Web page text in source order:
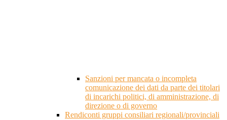
Sanzioni per mancata o incompleta
comunicazione dei dati da parte dei titolari
di incarichi politici, di amministrazione, di
direzione o di governo
Rendiconti gruppi consiliari regionali/provinciali